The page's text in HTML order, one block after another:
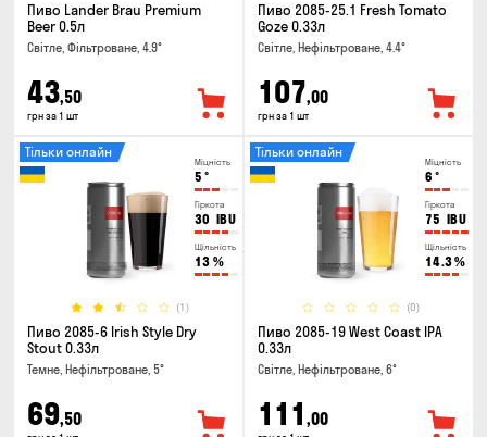
Пиво Lander Brau Premium
Beer 0.5л
Світле, Фільтроване, 4.9°
43,50
грн за 1 шт
Пиво 2085-25.1 Fresh Tomato
Goze 0.33л
Світле, Нефільтроване, 4.4°
107,00
грн за 1 шт
Міцність
5 °
Гіркота
30 IBU
Щільність
13 %
(1)
Тільки онлайн
Пиво 2085-6 Irish Style Dry
Stout 0.33л
Темне, Нефільтроване, 5°
69,50
Міцність
6 °
Гіркота
75 IBU
Щільність
14.3%
(0)
Тільки онлайн
Пиво 2085-19 West Coast IPA
0.33л
Світле, Нефільтроване, 6°
111 ,00